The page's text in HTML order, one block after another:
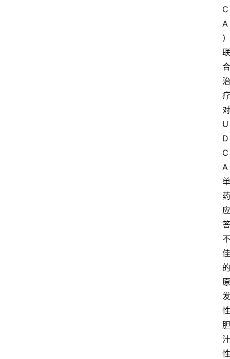
C
A
）
联
合
治
疗
对
U
D
C
A
单
药
应
答
不
佳
的
原
发
性
胆
汁
性